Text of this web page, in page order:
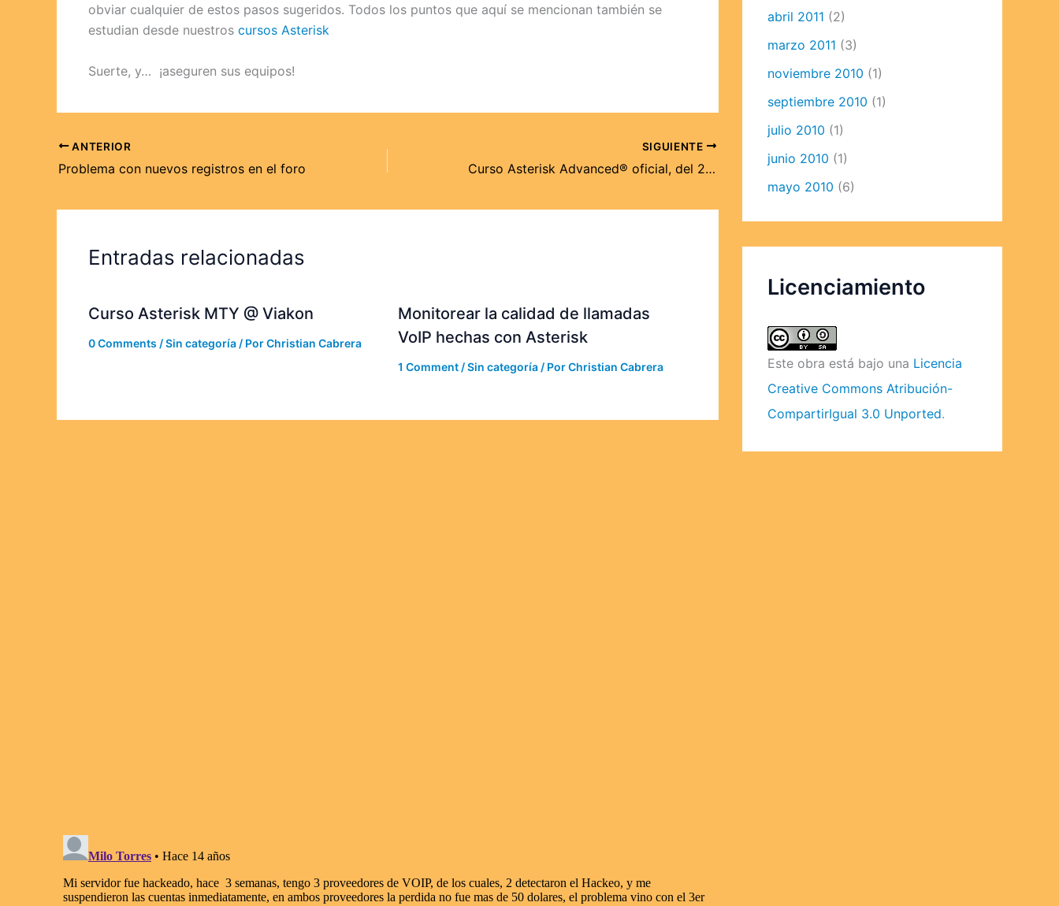
obviar cualquier de estos pasos sugeridos. Todos los puntos que aquí se mencionan también se
estudian desde nuestros cursos Asterisk
Suerte, y… ¡aseguren sus equipos!
ANTERIOR
Problema con nuevos registros en el foro
SIGUIENTE
Curso Asterisk Advanced® oficial, del 23 al 27 de mayo (México, DF)
Entradas relacionadas
Curso Asterisk MTY @ Viakon
0 Comments /Sin categoría / PorChristian Cabrera
Monitorear la calidad de llamadas
VoIP hechas con Asterisk
1 Comment /Sin categoría/ PorChristian Cabrera
abril 2011 (2)
marzo 2011 (3)
noviembre 2010 (1)
septiembre 2010 (1)
julio 2010 (1)
junio 2010 (1)
mayo 2010 (6)
Licenciamiento
Este obra está bajo una Licencia
Creative Commons Atribución-
CompartirIgual 3.0 Unported.